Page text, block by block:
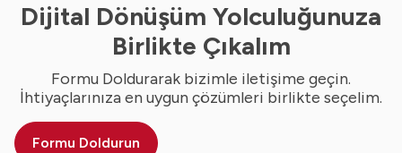
Dijital Dönüşüm Yolculuğunuza
Birlikte Çıkalım
Formu Doldurarak bizimle iletişime geçin.
İhtiyaçlarınıza en uygun çözümleri birlikte seçelim.
Formu Doldurun